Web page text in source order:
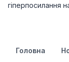
гіперпосилання
Головна